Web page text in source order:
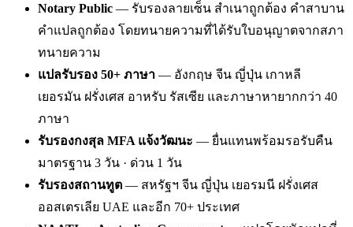
Notary Public — รับรองลายเซ็น สำเนาถูกต้อง คำสาบาน
คำแปลถูกต้อง โดยทนายความที่ได้รับใบอนุญาตจากสภา
ทนายความ
แปลรับรอง 50+ ภาษา — อังกฤษ จีน ญี่ปุ่น เกาหลี
เยอรมัน ฝรั่งเศส อาหรับ รัสเซีย และภาษาหายากกว่า 40
ภาษา
รับรองกงสุล MFA แจ้งวัฒนะ — ยื่นแทนพร้อมรอรับคืน
มาตรฐาน 3 วัน · ด่วน 1 วัน
รับรองสถานทูต — สหรัฐฯ จีน ญี่ปุ่น เยอรมนี ฝรั่งเศส
ออสเตรเลีย UAE และอีก 70+ ประเทศ